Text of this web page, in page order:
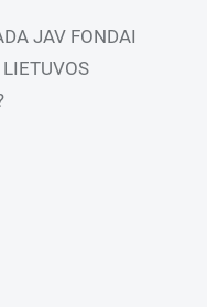
JAV FONDAI